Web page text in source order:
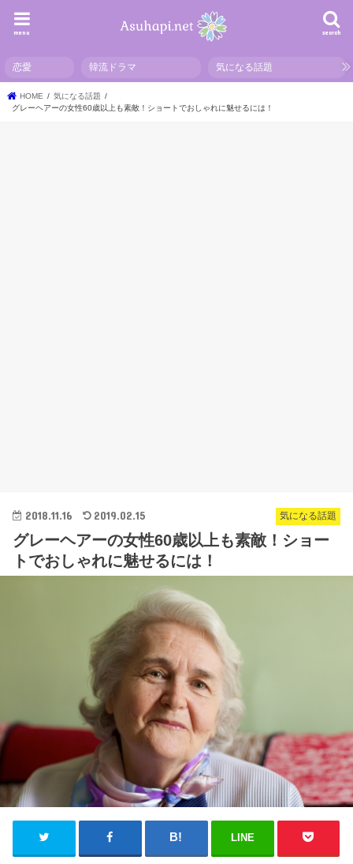
search
menu
恋愛 韓流ドラマ 気になる話題
HOME
気になる話題
グレーヘアーの女性60歳以上も素敵！ショートでおしゃれに魅せるには！
気になる話題
2018.11.16 2019.02.15
グレーヘアーの女性60歳以上も素敵！ショー
トでおしゃれに魅せるには！
LINE